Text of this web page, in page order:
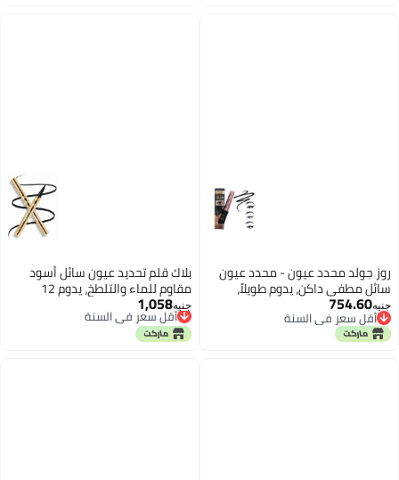
روز جولد محدد عيون - محدد عيون
سائل مطفي داكن، يدوم طويلاً،
ساعة - أسود مطفي
جنيه754.60
أقل سعر في السنة
أقل سعر في السنة
بلاك قلم تحديد عيون سائل أسود
مقاوم للماء والتلطخ، يدوم 12
ساعة، برأس لباد، مثالي لمكياج
العيون النسائي، ناعم، سريع الجفاف،
غني بالأصباغ - غطاء ذهبي
جنيه1,058
أقل سعر في السنة
توصيل مجاني
أقل سعر في السنة